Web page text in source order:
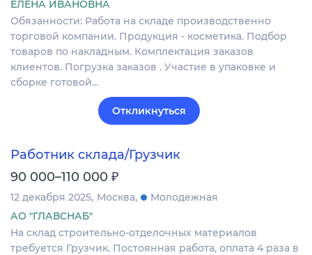
ЕЛЕНА ИВАНОВНА
Обязанности: Работа на складе производственно
торговой компании. Продукция - косметика. Подбор
товаров по накладным. Комплектация заказов
клиентов. Погрузка заказов . Участие в упаковке и
сборке готовой…
Откликнуться
Работник склада/Грузчик
90 000–110 000 ₽
12 декабря 2025 Москва
Молодежная
АО "ГЛАВСНАБ"
На склад строительно-отделочных материалов
требуется Грузчик. Постоянная работа, оплата 4 раза в